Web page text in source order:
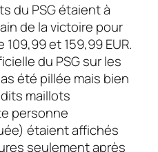
du PSG étaient à
de la victoire pour
et 159,99 EUR.
du PSG sur les
été pillée mais bien
maillots
personne
étaient affichés
seulement après